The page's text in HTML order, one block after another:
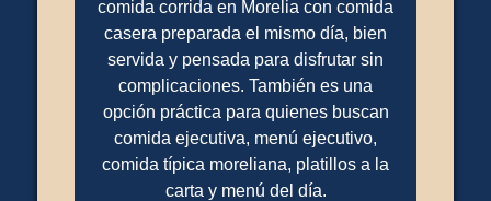
comida corrida en Morelia con comida
casera preparada el mismo día, bien
servida y pensada para disfrutar sin
complicaciones. También es una
opción práctica para quienes buscan
comida ejecutiva, menú ejecutivo,
comida típica moreliana, platillos a la
carta y menú del día.